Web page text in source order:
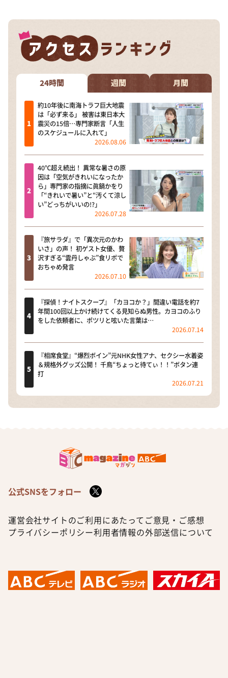
24時間 週間 月間
約10年後に南海トラフ巨大地震
は「必ず来る」 被害は東日本大
震災の15倍…専門家断言「人生
のスケジュールに入れて」
2026.08.06
40℃超え続出！ 異常な暑さの原
因は「空気がきれいになったか
ら」専門家の指摘に眞鍋かをり
「“きれいで暑い”と“汚くて涼し
い”どっちがいいの!?」
2026.07.28
『旅サラダ』で「異次元のかわ
いさ」の声！ 初ゲスト女優、贅
沢すぎる“雲丹しゃぶ”食リポで
おちゃめ発言
2026.07.10
『探偵！ナイトスクープ』「カヨコか？」間違い電話を約7
年間100回以上かけ続けてくる見知らぬ男性。カヨコのふり
をした依頼者に、ポツリと呟いた言葉は…
2026.07.14
『相席食堂』“爆烈ボイン”元NHK女性アナ、セクシー水着姿
＆規格外グッズ公開！ 千鳥“ちょっと待てぃ！！”ボタン連
打
2026.07.21
公式SNSをフォロー
運営会社サイトのご利用にあたって ご意見・ご感想
プライバシーポリシー利用者情報の外部送信について